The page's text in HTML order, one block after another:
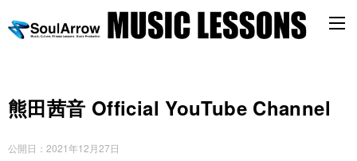
熊田茜音 Official YouTube Channel
公開日： 2021年12月27日